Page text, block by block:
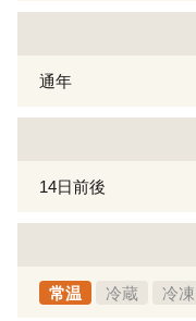
通年
14日前後
常温 冷蔵 冷凍